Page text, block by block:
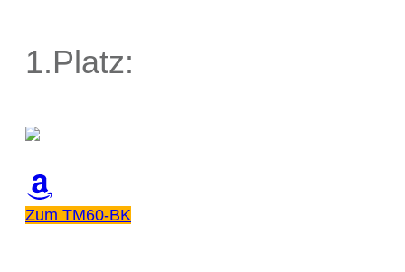
1.Platz:
Zum TM60-BK